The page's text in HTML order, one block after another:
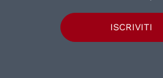
ISCRIVITI